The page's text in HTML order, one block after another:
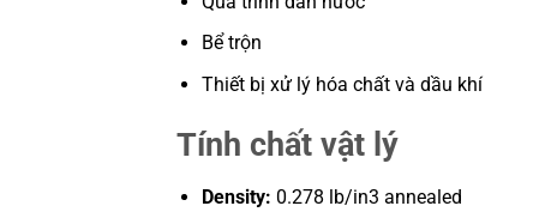
Bể trộn
Thiết bị xử lý hóa chất và dầu khí
Tính chất vật lý
Density: 0.278 lb/in3 annealed